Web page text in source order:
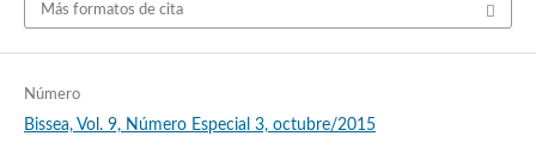
Más formatos de cita
Número
Bissea, Vol. 9, Número Especial 3, octubre/2015